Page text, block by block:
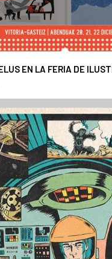
EN LA FERIA DE